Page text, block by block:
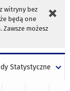
witryny bez
będą one
możesz
Statystyczne